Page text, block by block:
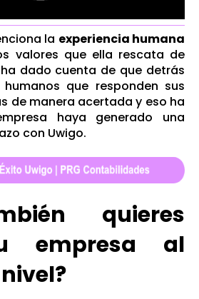
la experiencia humana
valores que ella rescata de
dado cuenta de que detrás
que responden sus
de manera acertada y eso ha
haya generado una
con Uwigo.
quieres
empresa al